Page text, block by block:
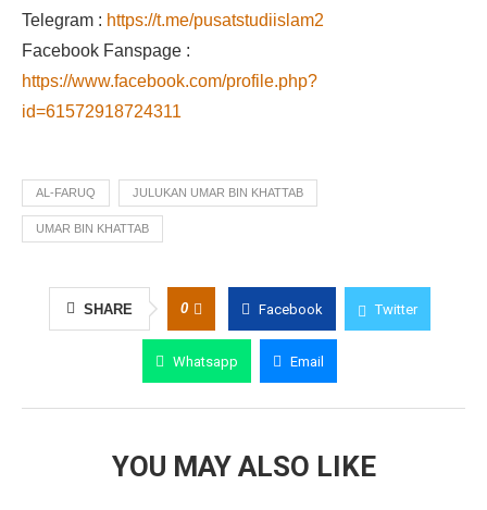
Telegram : https://t.me/pusatstudiislam2
Facebook Fanspage :
https://www.facebook.com/profile.php?
id=61572918724311
AL-FARUQ JULUKAN UMAR BIN KHATTAB
UMAR BIN KHATTAB
SHARE 0 Facebook Twitter
Whatsapp Email
YOU MAY ALSO LIKE